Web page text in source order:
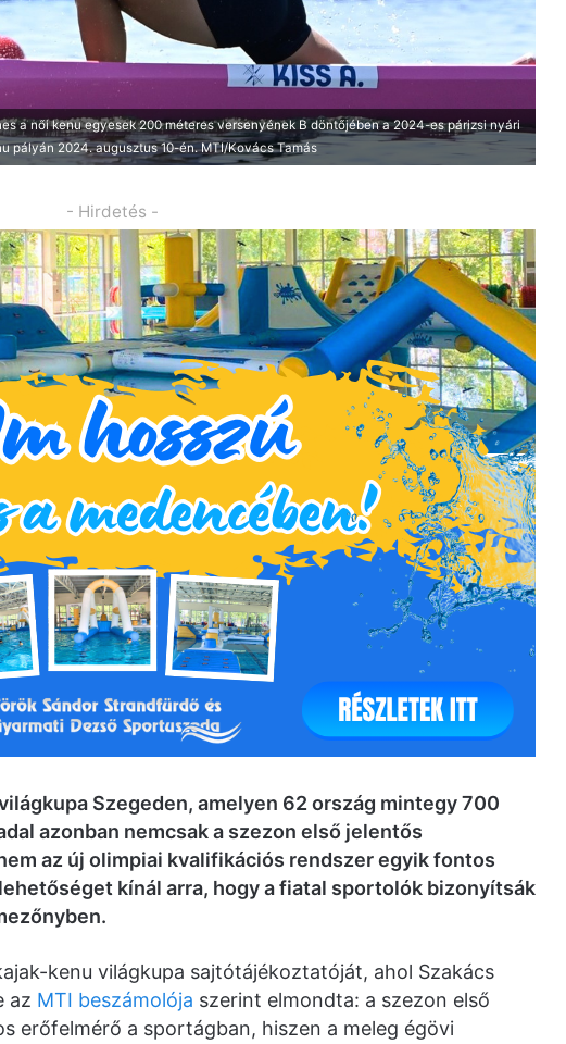
a női kenu egyesek 200 méteres versenyének B döntőjében a 2024-es párizsi nyári
pályán 2024. augusztus 10-én. MTI/Kovács Tamás
- Hirdetés -
Szegeden, amelyen 62 ország mintegy 700
azonban nemcsak a szezon első jelentős
az új olimpiai kvalifikációs rendszer egyik fontos
kínál arra, hogy a fiatal sportolók bizonyítsák
kenu világkupa sajtótájékoztatóját, ahol Szakács
az MTI beszámolója szerint elmondta: a szezon első
erőfelmérő a sportágban, hiszen a meleg égövi